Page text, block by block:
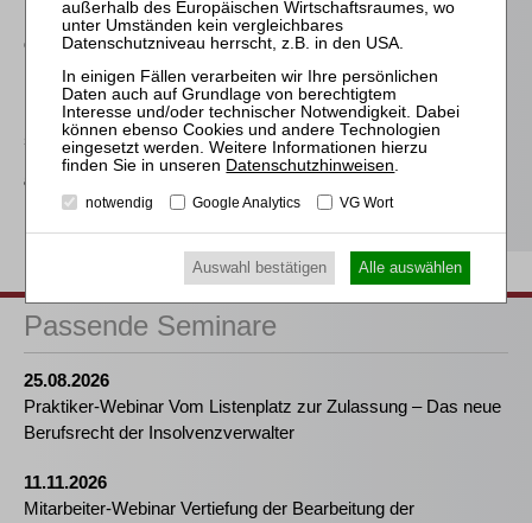
Eigenkapitalersatzrechts
durch das MoMiG
Meyer
Die Freigabe der
selbständigen Tätigkeit
nach § 35 Abs. 2 InsO aus
arbeitsrechtlicher
Perspektive
Passende Seminare
25.08.2026
Praktiker-Webinar Vom Listenplatz zur Zulassung – Das neue
Berufsrecht der Insolvenzverwalter
11.11.2026
Mitarbeiter-Webinar Vertiefung der Bearbeitung der
Datenschutzhinweisen.
notwendig Google Analytics VG Wort
Auswahl bestätigen Alle auswählen